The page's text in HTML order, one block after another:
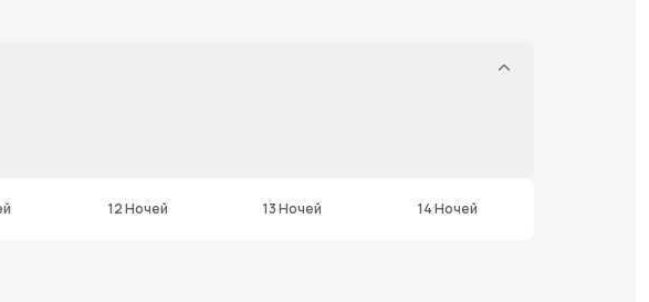
12 Ночей 13 Ночей 14 Ночей